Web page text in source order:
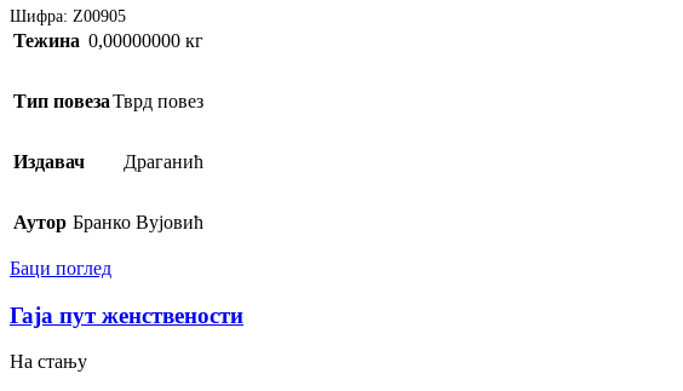
Шифра: Z00905
Тежина 0,00000000 кг
Тип повезаТврд повез
Издавач Драганић
Аутор Бранко Вујовић
Баци поглед
Гаја пут женствености
На стању